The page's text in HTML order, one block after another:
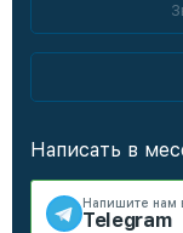
Написать в
Напишите нам
Telegram